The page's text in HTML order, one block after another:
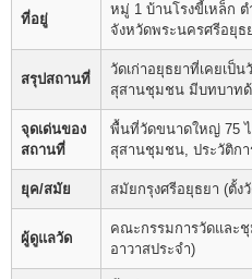
ที่อยู่
หมู่ 1 บ้านโรงขี้เหล็ก
จังหวัดพระนครศรีอยุธ
สรุปสถานที่
วัดเก่าอยุธยาที่เคยเป็
สุสานชุมชน มีบทบาท
จุดเด่นของ
สถานที่
พื้นที่วัดขนาดใหญ่ 75
สุสานชุมชน, ประวัติกา
ยุค/สมัย สมัยกรุงศรีอยุธยา (ตั้ง
ผู้ดูแลวัด
คณะกรรมการวัดและ
อาวาสประจำ)